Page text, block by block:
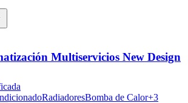
Multiservicios New Design
RadiadoresBomba de Calor+3